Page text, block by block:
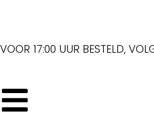
VOOR 17:00 UUR BESTELD,